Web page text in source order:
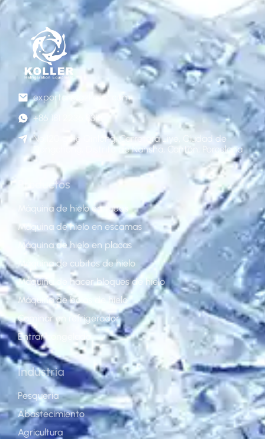
exportar@gzkoller.com
+86 181 2236 8318
No.120 calle Qinlong, Carretera Liye, Ciudad de
Dongchong, Distrito de Nansha, Cantón, Porcelana
Productos
Máquina de hielo en tubos
Máquina de hielo en escamas
Máquina de hielo en placas
Máquina de cubitos de hielo
Máquina de hacer bloques de hielo
Máquina de bolas de hielo
Caminar en refrigerador
Entrar congelado
Industria
Pesquería
Abastecimiento
Agricultura